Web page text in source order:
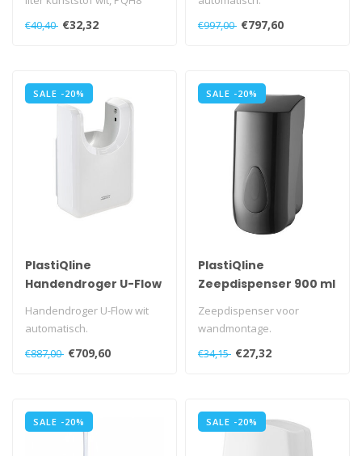
€40,40 €32,32
420-1500 Watt.
€997,00 €797,60
SALE -20%
PlastiQline
Handendroger U-Flow
Handendroger U-Flow wit
automatisch.
420-1500 Watt.
€887,00 €709,60
SALE -20%
PlastiQline
Zeepdispenser 900 ml
navulbaar
Zeepdispenser voor
wandmontage.
Met push cover, duwrichting
naar de muur, voor ..
€34,15 €27,32
SALE -20% SALE -20%